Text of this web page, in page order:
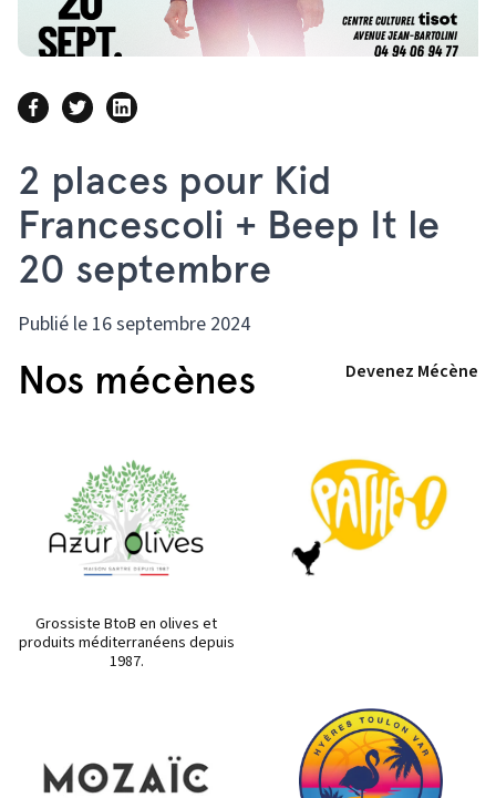
2 places pour Kid
Francescoli + Beep It le
20 septembre
Publié le 16 septembre 2024
Nos mécènes Devenez Mécène
Grossiste BtoB en olives et
produits méditerranéens depuis
1987.